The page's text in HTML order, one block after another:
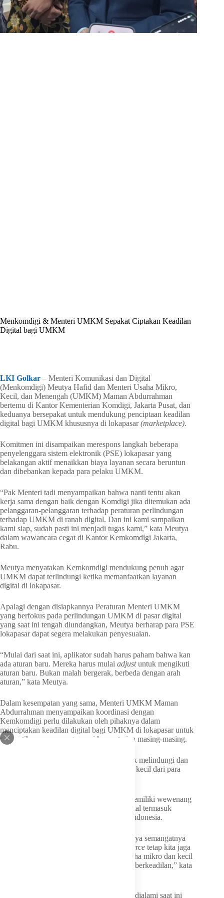
Menkomdigi & Menteri UMKM Sepakat Ciptakan Keadilan
Digital bagi UMKM
LKI Golkar – Menteri Komunikasi dan Digital
(Menkomdigi) Meutya Hafid dan Menteri Usaha Mikro,
Kecil, dan Menengah (UMKM) Maman Abdurrahman
bertemu di Kantor Kementerian Komdigi, Jakarta Pusat, dan
keduanya bersepakat untuk mendukung penciptaan keadilan
digital bagi UMKM khususnya di lokapasar(marketplace).
Komitmen ini disampaikan merespons langkah beberapa
penyelenggara sistem elektronik (PSE) lokapasar yang
belakangan aktif menaikkan biaya layanan secara beruntun
dan dibebankan kepada para pelaku UMKM.
“Pak Menteri tadi menyampaikan bahwa nanti tentu akan
kerja sama dengan baik dengan Komdigi jika ditemukan ada
pelanggaran-pelanggaran terhadap peraturan perlindungan
terhadap UMKM di ranah digital. Dan ini kami sampaikan
kami siap, sudah pasti ini menjadi tugas kami,” kata Meutya
dalam wawancara cegat di Kantor Kemkomdigi Jakarta,
Rabu.
Meutya menyatakan Kemkomdigi mendukung penuh agar
UMKM dapat terlindungi ketika memanfaatkan layanan
digital di lokapasar.
Apalagi dengan disiapkannya Peraturan Menteri UMKM
yang berfokus pada perlindungan UMKM di pasar digital
yang saat ini tengah diundangkan, Meutya berharap para PSE
lokapasar dapat segera melakukan penyesuaian.
“Mulai dari saat ini, aplikator sudah harus paham bahwa kan
ada aturan baru. Mereka harus mulai adjustuntuk mengikuti
aturan baru. Bukan malah bergerak, berbeda dengan arah
aturan,” kata Meutya.
Dalam kesempatan yang sama, Menteri UMKM Maman
Abdurrahman menyampaikan koordinasi dengan
Kemkomdigi perlu dilakukan oleh pihaknya dalam
menciptakan keadilan digital bagi UMKM di lokapasar untuk
memastikan wewenang sesuai kementerian masing-masing.
Kementerian UMKM bakal berfokus untuk melindungi dan
meningkatkan daya saing usaha mikro dan kecil dari para
Sementara untuk Kementerian Komdigi memiliki wewenang
berurusan langsung dengan ekosistem digital termasuk
memastikan akses para PSE lokapasar di Indonesia.
“Ekosistem ini harus berkeadilan. Sebetulnya semangatnya
e-commerce tetap kita jaga
ekosistemnya dan teman-teman pelaku usaha mikro dan kecil
menengah juga harus kita jaga. Prinsipnya berkeadilan,” kata
Menurut Maman, dinamika transaksi yang dialami saat ini